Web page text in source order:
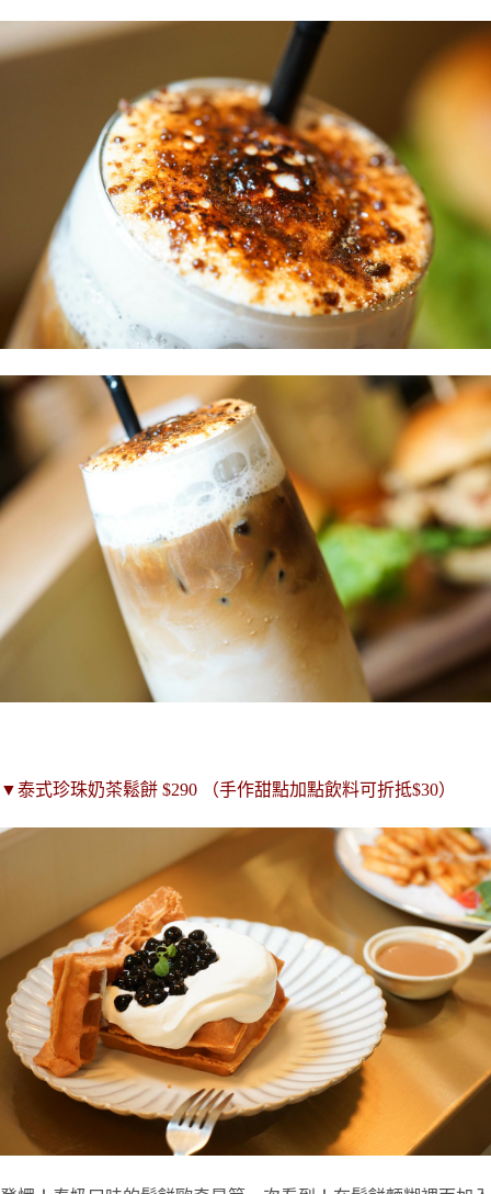
▼泰式珍珠奶茶鬆餅 $290 （手作甜點加點飲料可折抵$30）